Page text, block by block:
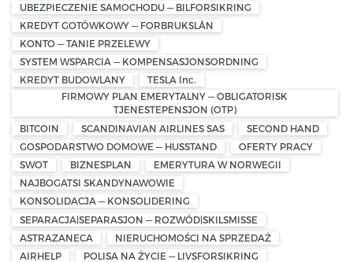
UBEZPIECZENIE SAMOCHODU — BILFORSIKRING
KREDYT GOTÓWKOWY — FORBRUKSLÅN
KONTO — TANIE PRZELEWY
SYSTEM WSPARCIA — KOMPENSASJONSORDNING
KREDYT BUDOWLANY
TESLA Inc.
FIRMOWY PLAN EMERYTALNY — OBLIGATORISK
TJENESTEPENSJON (OTP)
BITCOIN
SCANDINAVIAN AIRLINES SAS
SECOND HAND
GOSPODARSTWO DOMOWE — HUSSTAND
OFERTY PRACY
SWOT
BIZNESPLAN
EMERYTURA W NORWEGII
NAJBOGATSI SKANDYNAWOWIE
KONSOLIDACJA — KONSOLIDERING
SEPARACJA|SEPARASJON — ROZWÓD|SKILSMISSE
ASTRAZANECA
NIERUCHOMOŚCI NA SPRZEDAŻ
AIRHELP
POLISA NA ŻYCIE — LIVSFORSIKRING